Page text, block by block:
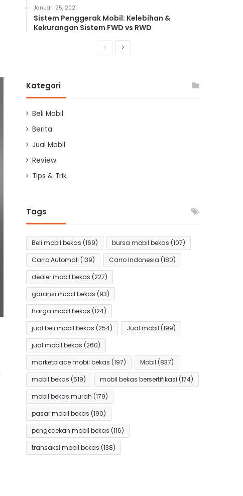
Januari 25, 2021
Sistem Penggerak Mobil: Kelebihan &
Kekurangan Sistem FWD vs RWD
PreviousNext
Kategori
Beli Mobil
Berita
Jual Mobil
Review
Tips & Trik
Tags
Beli mobil bekas (169) bursa mobil bekas (107)
Carro Automall (139) Carro Indonesia (180)
dealer mobil bekas (227)
garansi mobil bekas (93)
harga mobil bekas (124)
jual beli mobil bekas (254) Jual mobil (199)
jual mobil bekas (260)
marketplace mobil bekas (197) Mobil (837)
mobil bekas (519) mobil bekas bersertifikasi (174)
mobil bekas murah (179)
pasar mobil bekas (190)
pengecekan mobil bekas (116)
transaksi mobil bekas (138)